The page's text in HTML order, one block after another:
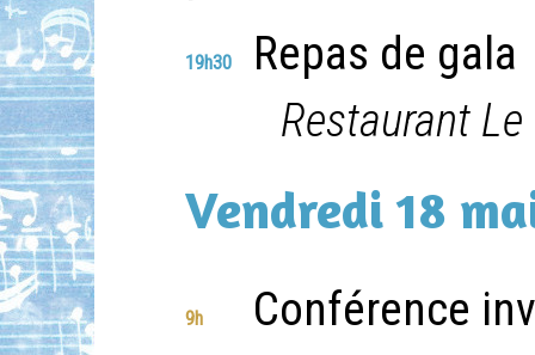
19h30
Repas de gala
Restaurant
Vendredi 18
9h
Conférence